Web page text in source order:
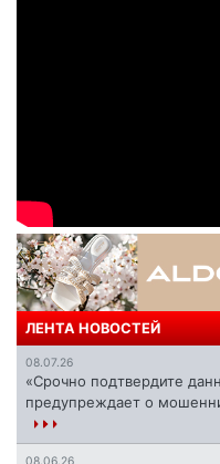
ЛЕНТА НОВОСТЕЙ
08.07.26
«Срочно подтвердите
предупреждает о